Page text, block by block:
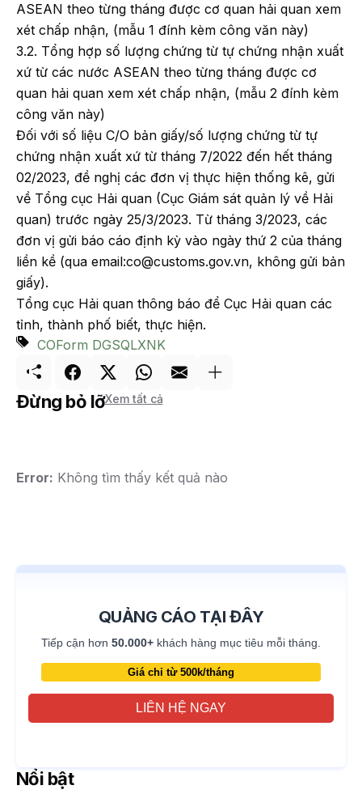
ASEAN theo từng tháng được cơ quan hải quan xem
xét chấp nhận, (mẫu 1 đính kèm công văn này)
3.2. Tổng hợp số lượng chứng từ tự chứng nhận xuất
xứ từ các nước ASEAN theo từng tháng được cơ
quan hải quan xem xét chấp nhận, (mẫu 2 đính kèm
công văn này)
Đối với số liệu C/O bản giấy/số lượng chứng từ tự
chứng nhận xuất xứ từ tháng 7/2022 đến hết tháng
02/2023, đề nghị các đơn vị thực hiện thống kê, gửi
về Tổng cục Hải quan (Cục Giám sát quản lý về Hải
quan) trước ngày 25/3/2023. Từ tháng 3/2023, các
đơn vị gửi báo cáo định kỳ vào ngày thứ 2 của tháng
liền kề (qua email:co@customs.gov.vn, không gửi bản
giấy).
Tổng cục Hải quan thông báo để Cục Hải quan các
tỉnh, thành phố biết, thực hiện.
COForm DGSQLXNK
Đừng bỏ lỡXem tất cả
Error: Không tìm thấy kết quả nào
QUẢNG CÁO TẠI ĐÂY
Tiếp cận hơn 50.000+ khách hàng mục tiêu mỗi tháng.
Giá chỉ từ 500k/tháng
LIÊN HỆ NGAY
Nổi bật